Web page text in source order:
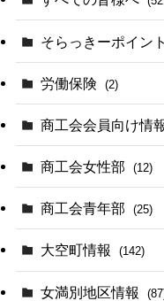
そらっきーポイン
労働保険 (2)
商工会会員向け情
商工会女性部 (12)
商工会青年部 (25)
大空町情報 (142)
女満別地区情報